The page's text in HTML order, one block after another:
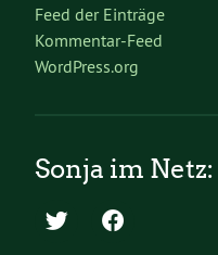
Feed der Einträge
Kommentar-Feed
WordPress.org
Sonja im Netz: